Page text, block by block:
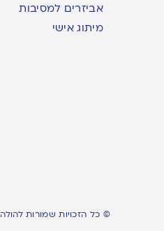
אביזרים למסיבות
מיתוג אישי
© כל הזכויות שמורות להולה